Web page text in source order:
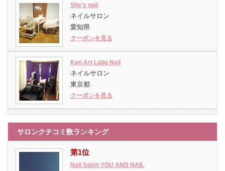
She's nail
ネイルサロン
愛知県
クーポンを見る
Kan Art Labo Nail
ネイルサロン
東京都
クーポンを見る
サロンクチコミ数ランキング
第1位
Nail Salon YOU AND NAIL